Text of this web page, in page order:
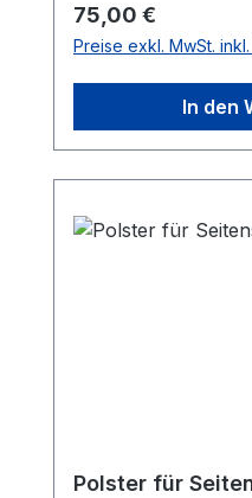
Regulärer Preis:
75,00 €
Preise exkl. MwSt.
In den
Polster für